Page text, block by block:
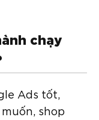
chạy
Ads tốt,
shop